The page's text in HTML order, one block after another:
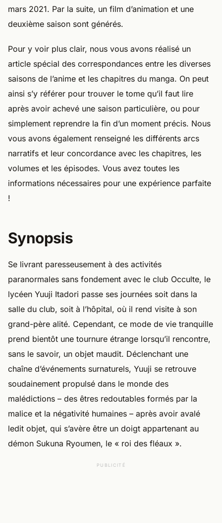
mars 2021. Par la suite, un film d’animation et une
deuxième saison sont générés.
Pour y voir plus clair, nous vous avons réalisé un
article spécial des correspondances entre les diverses
saisons de l’anime et les chapitres du manga. On peut
ainsi s’y référer pour trouver le tome qu’il faut lire
après avoir achevé une saison particulière, ou pour
simplement reprendre la fin d’un moment précis. Nous
vous avons également renseigné les différents arcs
narratifs et leur concordance avec les chapitres, les
volumes et les épisodes. Vous avez toutes les
informations nécessaires pour une expérience parfaite
!
Synopsis
Se livrant paresseusement à des activités
paranormales sans fondement avec le club Occulte, le
lycéen Yuuji Itadori passe ses journées soit dans la
salle du club, soit à l’hôpital, où il rend visite à son
grand-père alité. Cependant, ce mode de vie tranquille
prend bientôt une tournure étrange lorsqu’il rencontre,
sans le savoir, un objet maudit. Déclenchant une
chaîne d’événements surnaturels, Yuuji se retrouve
soudainement propulsé dans le monde des
malédictions – des êtres redoutables formés par la
malice et la négativité humaines – après avoir avalé
ledit objet, qui s’avère être un doigt appartenant au
démon Sukuna Ryoumen, le « roi des fléaux ».
PUBLICITÉ